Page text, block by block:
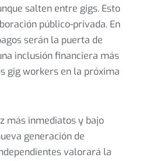
salten entre gigs. Esto
público-privada. En
serán la puerta de
inclusión financiera más
gig workers en la próxima
más inmediatos y bajo
generación de
valorará la